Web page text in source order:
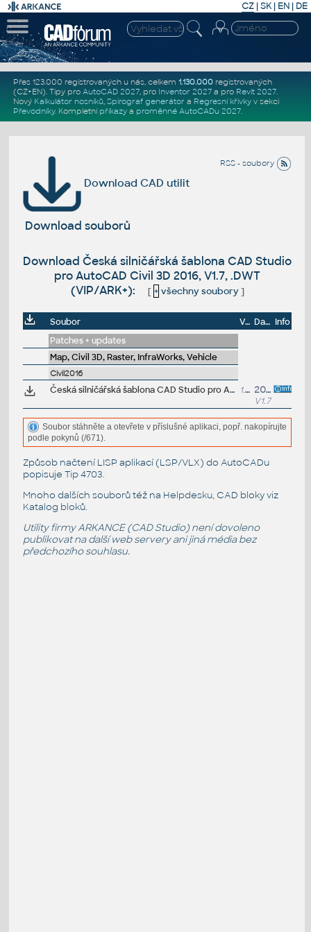
CZ | SK| EN | DE
Přes 123.000 registrovaných u nás, celkem 1.130.000registrovaných
(CZ+EN). Tipy pro AutoCAD 2027, pro Inventor 2027a pro Revit 2027.
Nový Kalkulátor nosníků, Spirograf generátor a Regresní křivkyv sekci
Převodníky. Kompletní příkazya proměnné AutoCADu 2027.
RSS - soubory
Download CAD utilit
Download souborů
Download Česká silničářská šablona CAD Studio
pro AutoCAD Civil 3D 2016, V1.7, .DWT
(VIP/ARK+):
[ + všechny soubory]
Soubor Velikost Datum Info
Patches + updates
Map, Civil 3D, Raster, InfraWorks, Vehicle
Civil2016
Česká silničářská šablona CAD Studio pro AutoCAD Civil 3D 2016, V1.7, .DWT (VIP/ARK+) 1.5MB
20.6.2017
V1.7
Soubor stáhněte a otevřete v příslušné aplikaci, popř. nakopírujte
podle pokynů (/671).
Způsob načtení LISP aplikací (LSP/VLX) do AutoCADu
popisuje Tip 4703.
Mnoho dalších souborů též na Helpdesku, CAD bloky viz
Katalog bloků.
Utility firmy ARKANCE (CAD Studio) není dovoleno
publikovat na další web servery ani jiná média bez
předchozího souhlasu.